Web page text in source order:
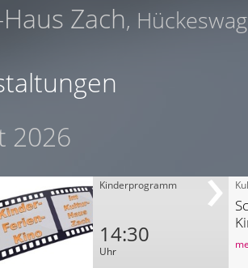
Zach,
2026
Kinderprogramm
14:30
Uhr